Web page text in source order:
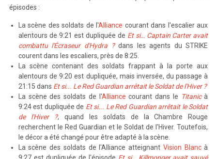
épisodes :
La scène des soldats de l'Alliance courant dans l'escalier aux
alentours de 9:21 est dupliquée de Et si… Captain Carter avait
combattu l'Écraseur d'Hydra ?dans les agents du STRIKE
courent dans les escaliers, près de 8:25.
La scène contenant des soldats frappant à la porte aux
alentours de 9:20 est dupliquée, mais inversée, du passage à
21:15 dans Et si... Le Red Guardian arrêtait le Soldat de l'Hiver ?
La scène des soldats de l'Alliance courant dans le Titanicà
9:24 est dupliquée de Et si... Le Red Guardian arrêtait le Soldat
de l'Hiver ?, quand les soldats de la Chambre Rouge
recherchent le Red Guardian et le Soldat de l'Hiver. Toutefois,
le décor a été changé pour être adapté à la scène.
La scène des soldats de l'Alliance atteignant Vision Blancà